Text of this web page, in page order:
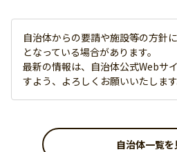
自治体からの要請や施設等の方針
となっている場合があります。
最新の情報は、自治体公式Webサ
すよう、よろしくお願いいたします
自治体一覧を